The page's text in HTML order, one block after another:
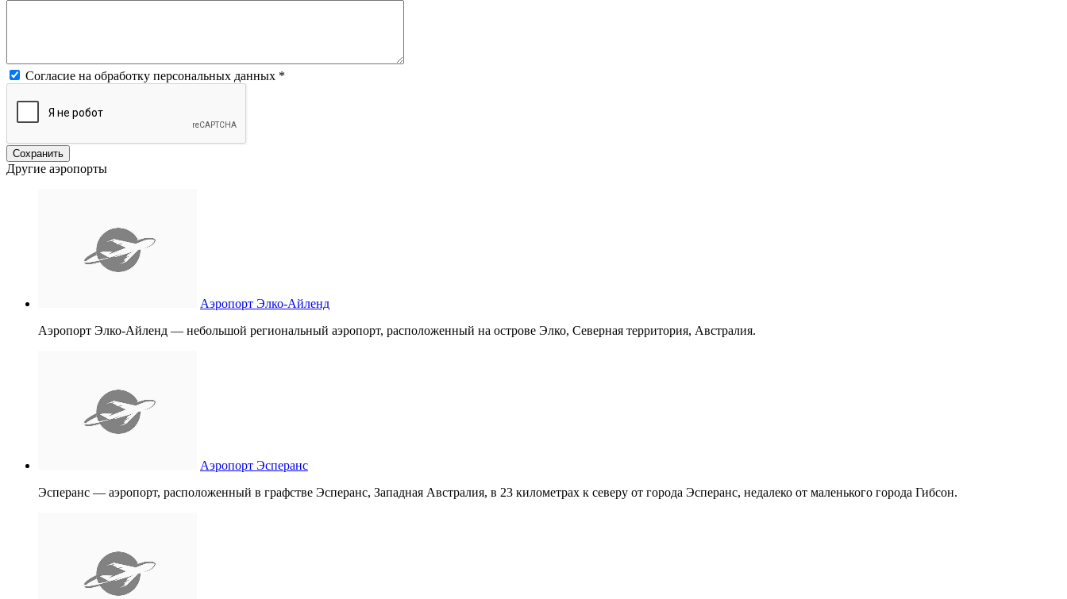
Согласие на обработку персональных данных *
Другие аэропорты
Аэропорт Элко-Айленд
Аэропорт Элко-Айленд — небольшой региональный аэропорт, расположенный на острове Элко, Северная территория, Австралия.
Аэропорт Эсперанс
Эсперанс — аэропорт, расположенный в графстве Эсперанс, Западная Австралия, в 23 километрах к северу от города Эсперанс, недалеко от маленького города Гибсон.